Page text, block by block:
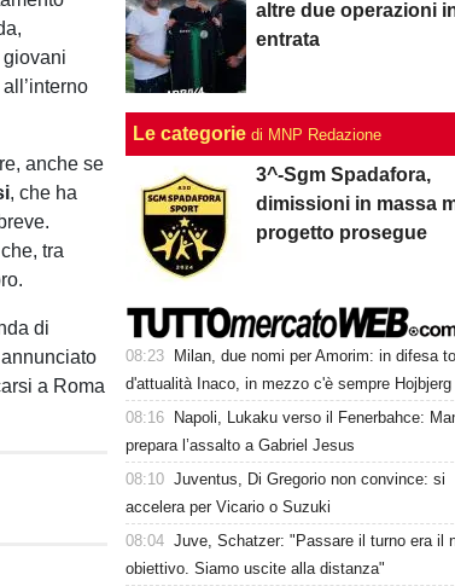
anche se
, che ha
tra
di
a Roma
altre due operazioni
entrata
Le categorie di MNP Redazione
3^-Sgm Spadafora,
dimissioni in massa
progetto prosegue
08:23
Milan, due nomi per Amorim: in difesa
d'attualità Inaco, in mezzo c'è sempre Hojbjerg
08:16
Napoli, Lukaku verso il Fenerbahce:
prepara l’assalto a Gabriel Jesus
08:10 Juventus, Di Gregorio non convince: si
accelera per Vicario o Suzuki
08:04 Juve, Schatzer: "Passare il turno era il
obiettivo. Siamo uscite alla distanza"